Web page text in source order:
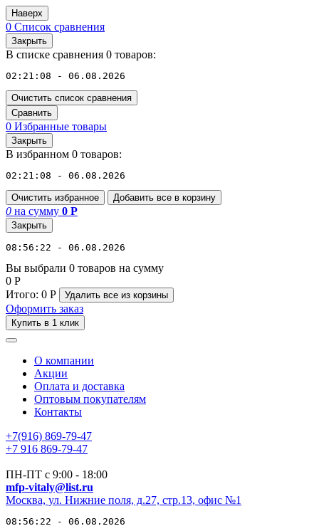
Наверх
0 Список сравнения
Закрыть
В списке сравнения 0 товаров:
02:21:08 - 06.08.2026
Очистить список сравнения
Сравнить
0 Избранные товары
Закрыть
В избранном 0 товаров:
02:21:08 - 06.08.2026
Очистить избранное Добавить все в корзину
0 на сумму 0 Р
Закрыть
08:56:22 - 06.08.2026
Вы выбрали 0 товаров на сумму
0 Р
Итого: 0 Р Удалить все из корзины
Оформить заказ
Купить в 1 клик
О компании
Акции
Оплата и доставка
Оптовым покупателям
Контакты
+7(916) 869-79-47
+7 916 869-79-47
ПН-ПТ с 9:00 - 18:00
mfp-vitaly@list.ru
Москва, ул. Нижние поля, д.27, стр.13, офис №1
08:56:22 - 06.08.2026